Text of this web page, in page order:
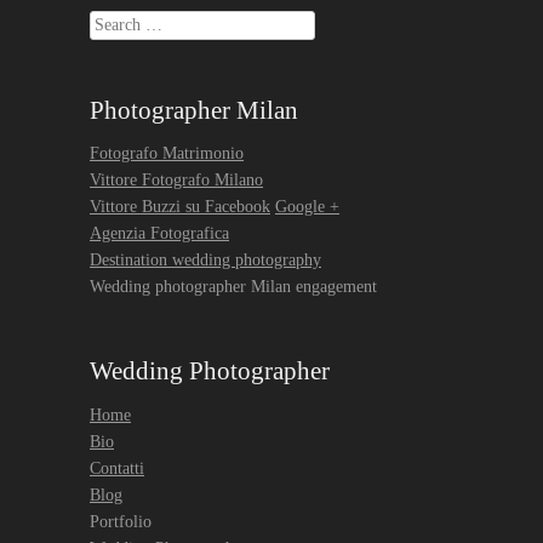
Search
Photographer Milan
Fotografo Matrimonio
Vittore Fotografo Milano
Vittore Buzzi su Facebook Google +
Agenzia Fotografica
Destination wedding photography
Wedding photographer Milan engagement
Wedding Photographer
Home
Bio
Contatti
Blog
Portfolio